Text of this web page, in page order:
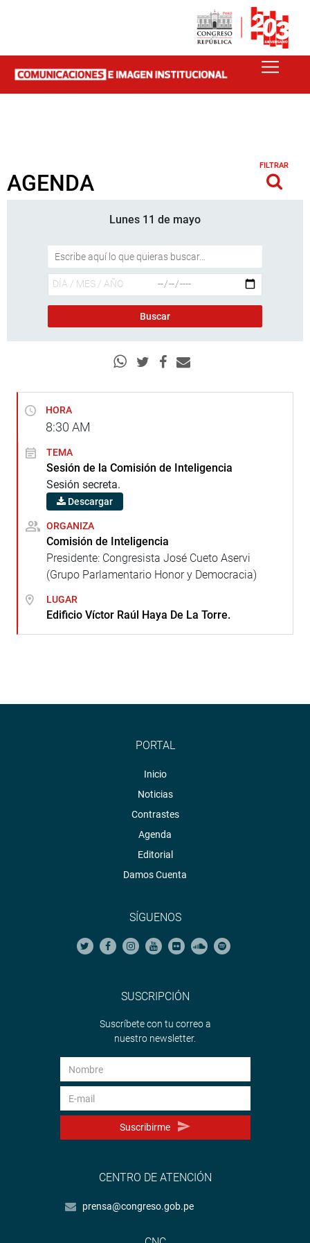
AGENDA
FILTRAR
Lunes 11 de mayo
HORA
8:30 AM
TEMA
Sesión de la Comisión de Inteligencia
Sesión secreta.
Descargar
ORGANIZA
Comisión de Inteligencia
Presidente: Congresista José Cueto Aservi
(Grupo Parlamentario Honor y Democracia)
LUGAR
Edificio Víctor Raúl Haya De La Torre.
PORTAL
Inicio
Noticias
Contrastes
Agenda
Editorial
Damos Cuenta
SÍGUENOS
SUSCRIPCIÓN
Suscríbete con tu correo a
nuestro newsletter.
Suscribirme
CENTRO DE ATENCIÓN
prensa@congreso.gob.pe